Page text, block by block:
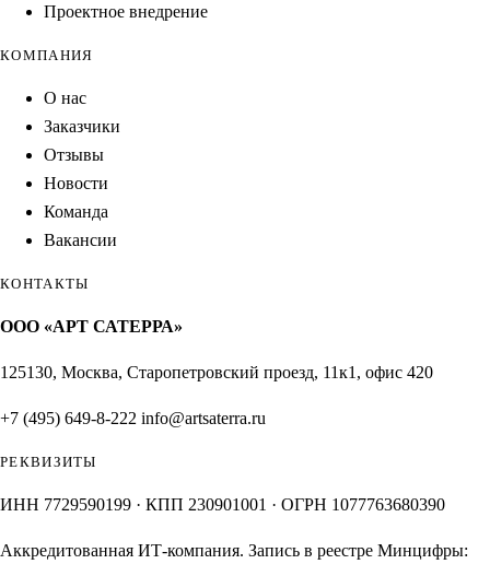
Проектное внедрение
КОМПАНИЯ
О нас
Заказчики
Отзывы
Новости
Команда
Вакансии
КОНТАКТЫ
ООО «АРТ САТЕРРА»
125130, Москва, Старопетровский проезд, 11к1, офис 420
+7 (495) 649-8-222 info@artsaterra.ru
РЕКВИЗИТЫ
ИНН 7729590199 · КПП 230901001 · ОГРН 1077763680390
Аккредитованная ИТ-компания. Запись в реестре Минцифры: